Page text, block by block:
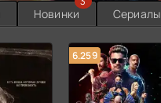
Новинки Сериалы
6.259